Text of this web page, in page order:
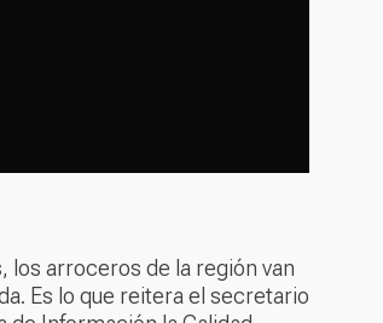
los arroceros de la región van
Es lo que reitera el secretario